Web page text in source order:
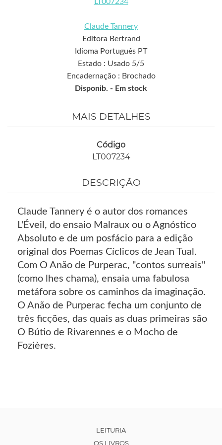
Claude Tannery
Editora Bertrand
Idioma Português PT
Estado : Usado 5/5
Encadernação : Brochado
Disponib. - Em stock
MAIS DETALHES
Código
LT007234
DESCRIÇÃO
Claude Tannery é o autor dos romances
L'Éveil, do ensaio Malraux ou o Agnóstico
Absoluto e de um posfácio para a edição
original dos Poemas Cíclicos de Jean Tual.
Com O Anão de Purperac, "contos surreais"
(como lhes chama), ensaia uma fabulosa
metáfora sobre os caminhos da imaginação.
O Anão de Purperac fecha um conjunto de
três ficções, das quais as duas primeiras são
O Bútio de Rivarennes e o Mocho de
Fozières.
LEITURIA
OS LIVROS